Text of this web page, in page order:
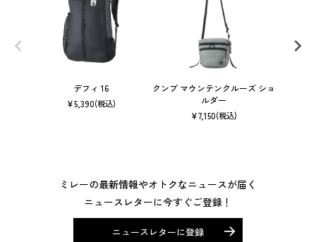
デフィ 16
¥5,390(税込)
クンブ マウンテンクルーズ ショ
ルダー
¥7,150(税込)
ミレーの最新情報やオトクなニュースが届く
ニュースレターに今すぐご登録！
ニュースレターに登録